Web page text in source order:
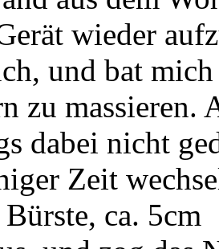
wieder
und bat
zu
dabei nicht
Zeit
ca. 5cm